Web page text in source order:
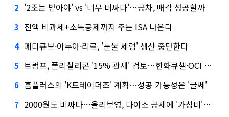
2 '2조는 받아야' vs '너무 비싸다'…공차, 매각 성공할까
3 전액 비과세+소득공제까지 주는 ISA 나온다
4 메디큐브·아누아·리르, '눈물 세럼' 생산 중단한다
5 트럼프, 폴리실리콘 '15% 관세' 검토…한화큐셀·OCI 영향은?
6 홈플러스의 'K트레이더조' 계획…성공 가능성은 '글쎄'
7 2000원도 비싸다…올리브영, 다이소 공세에 '가성비'로 맞불